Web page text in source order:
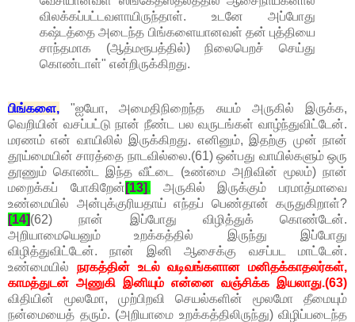
விலக்கப்பட்டவளாயிருந்தாள். உடனே அப்போது
கஷ்டத்தை அடைந்த பிங்களையானவள் தன் புத்தியை
சாந்தமாக (ஆத்மரூபத்தில்) நிலைபெறச் செய்து
கொண்டாள்" என்றிருக்கிறது.
பிங்களை, "ஐயோ, அமைதிநிறைந்த சுயம் அருகில் இருக்க,
வெறியின் வசப்பட்டு நான் நீண்ட பல வருடங்கள் வாழ்ந்துவிட்டேன்.
மரணம் என் வாயிலில் இருக்கிறது. எனினும், இதற்கு முன் நான்
தூய்மையின் சாரத்தை நாடவில்லை.(61) ஒன்பது வாயில்களும் ஒரு
தூணும் கொண்ட இந்த வீட்டை (உண்மை அறிவின் மூலம்) நான்
மறைக்கப் போகிறேன் [13]. அருகில் இருக்கும் பரமாத்மாவை
உண்மையில் அன்புக்குரியதாய் எந்தப் பெண்தான் கருதுகிறாள்?
[14](62) நான் இப்போது விழித்துக் கொண்டேன்.
அறியாமையெனும் உறக்கத்தில் இருந்து இப்போது
விழித்துவிட்டேன். நான் இனி ஆசைக்கு வசப்பட மாட்டேன்.
உண்மையில் நரகத்தின் உடல் வடிவங்களான மனிதக்காதலர்கள்,
காமத்துடன் அணுகி இனியும் என்னை வஞ்சிக்க இயலாது.(63)
விதியின் மூலமோ, முற்பிறவி செயல்களின் மூலமோ தீமையும்
நன்மையைத் தரும். (அறியாமை உறக்கத்திலிருந்து) விழிப்படைந்த